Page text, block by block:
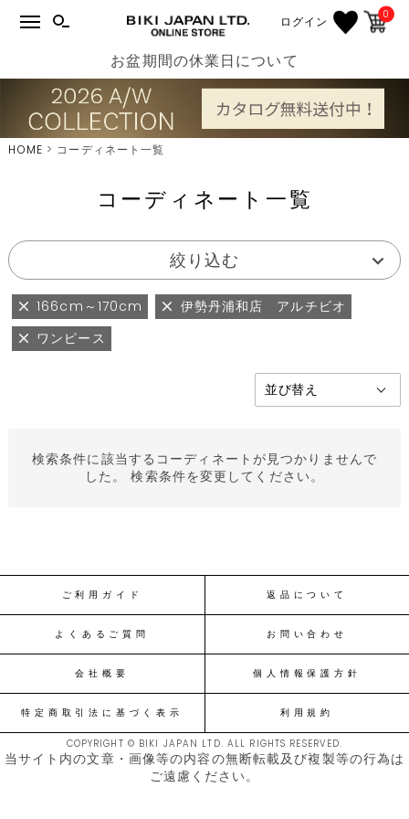
ログイン 0
お盆期間の休業日について
HOME コーディネート一覧
コーディネート一覧
絞り込む
166cm～170cm
伊勢丹浦和店 アルチビオ
ワンピース
検索条件に該当するコーディネートが見つかりませんで
した。 検索条件を変更してください。
ご利用ガイド 返品について
よくあるご質問 お問い合わせ
会社概要 個人情報保護方針
特定商取引法に基づく表示 利用規約
COPYRIGHT © BIKI JAPAN LTD. ALL RIGHTS RESERVED.
当サイト内の文章・画像等の内容の無断転載及び複製等の行為は
ご遠慮ください。